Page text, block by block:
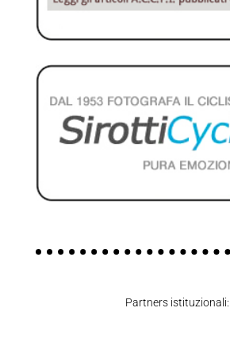
Partners istituzionali: